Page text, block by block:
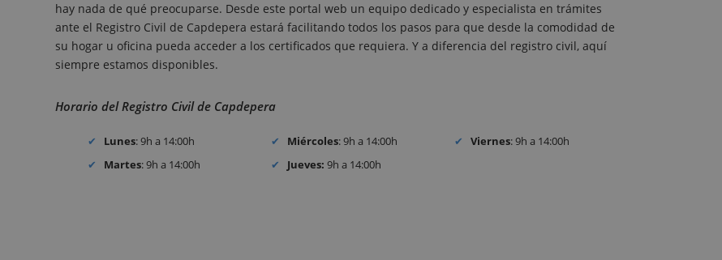
hay nada de qué preocuparse. Desde este portal web un equipo dedicado y especialista en trámites
ante el Registro Civil de Capdepera estará facilitando todos los pasos para que desde la comodidad de
su hogar u oficina pueda acceder a los certificados que requiera. Y a diferencia del registro civil, aquí
siempre estamos disponibles.
Horario del Registro Civil de Capdepera
Lunes: 9h a 14:00h
Martes: 9h a 14:00h
Miércoles: 9h a 14:00h
Jueves: 9h a 14:00h
Viernes: 9h a 14:00h